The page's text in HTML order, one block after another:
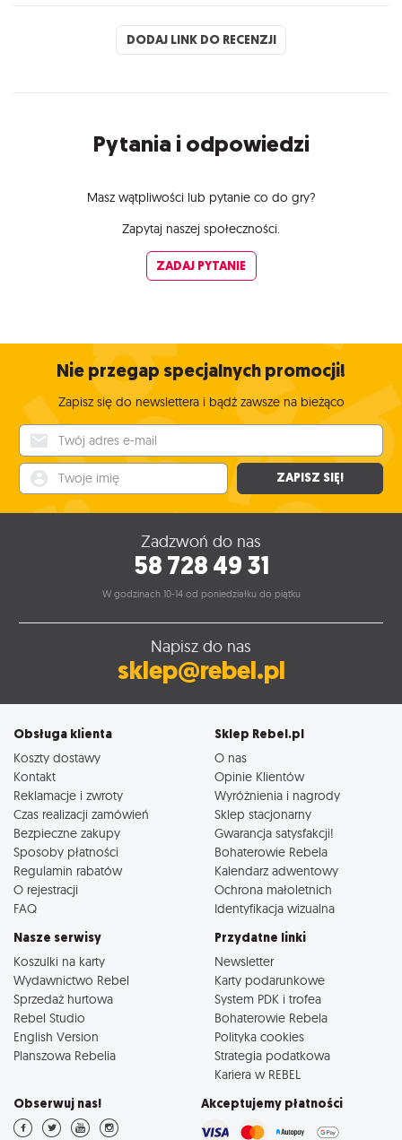
DODAJ LINK DO RECENZJI
Pytania i odpowiedzi
Masz wątpliwości lub pytanie co do gry?
Zapytaj naszej społeczności.
ZADAJ PYTANIE
Nie przegap specjalnych promocji!
Zapisz się do newslettera i bądź zawsze na bieżąco
ZAPISZ SIĘ!
Zadzwoń do nas
58 728 49 31
W godzinach 10-14 od poniedziałku do piątku
Napisz do nas
sklep@rebel.pl
Obsługa klienta
Koszty dostawy
Kontakt
Reklamacje i zwroty
Czas realizacji zamówień
Bezpieczne zakupy
Sposoby płatności
Regulamin rabatów
O rejestracji
FAQ
Sklep Rebel.pl
O nas
Opinie Klientów
Wyróżnienia i nagrody
Sklep stacjonarny
Gwarancja satysfakcji!
Bohaterowie Rebela
Kalendarz adwentowy
Ochrona małoletnich
Identyfikacja wizualna
Nasze serwisy
Koszulki na karty
Wydawnictwo Rebel
Sprzedaż hurtowa
Rebel Studio
English Version
Planszowa Rebelia
Przydatne linki
Newsletter
Karty podarunkowe
System PDK i trofea
Bohaterowie Rebela
Polityka cookies
Strategia podatkowa
Kariera w REBEL
Obserwuj nas! Akceptujemy płatności